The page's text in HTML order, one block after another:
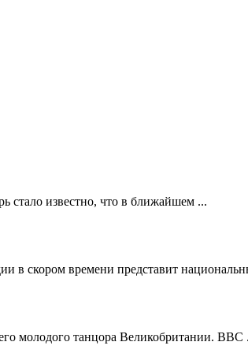
стало известно, что в ближайшем ...
в скором времени представит
молодого танцора Великобритании. BBC